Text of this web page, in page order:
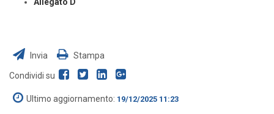
Invia Stampa
Condividi su
Ultimo aggiornamento: 19/12/2025 11:23